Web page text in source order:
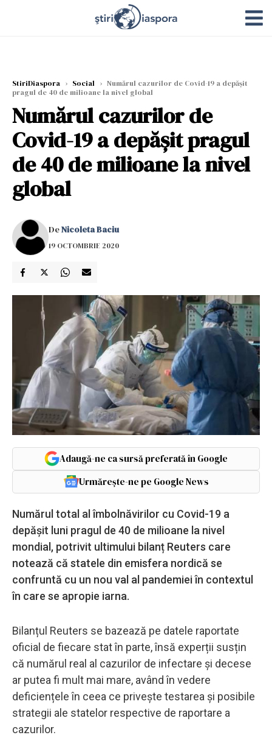
StiriDiaspora › Social › Numărul cazurilor de Covid-19 a depășit
pragul de 40 de milioane la nivel global
Numărul cazurilor de
Covid-19 a depășit pragul
de 40 de milioane la nivel
global
DeNicoleta Baciu
19 OCTOMBRIE 2020
Adaugă-ne ca sursă preferată în Google
Urmărește-ne pe Google News
Numărul total al îmbolnăvirilor cu Covid-19 a
depășit luni pragul de 40 de milioane la nivel
mondial, potrivit ultimului bilanț Reuters care
notează că statele din emisfera nordică se
confruntă cu un nou val al pandemiei în contextul
în care se apropie iarna.
Bilanțul Reuters se bazează pe datele raportate
oficial de fiecare stat în parte, însă experții susțin
că numărul real al cazurilor de infectare și decese
ar putea fi mult mai mare, având în vedere
deficiențele în ceea ce privește testarea și posibile
strategii ale statelor respective de raportare a
cazurilor.